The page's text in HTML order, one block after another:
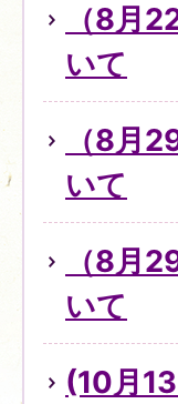
（8月
いて
（8月
いて
（8月
いて
(10月